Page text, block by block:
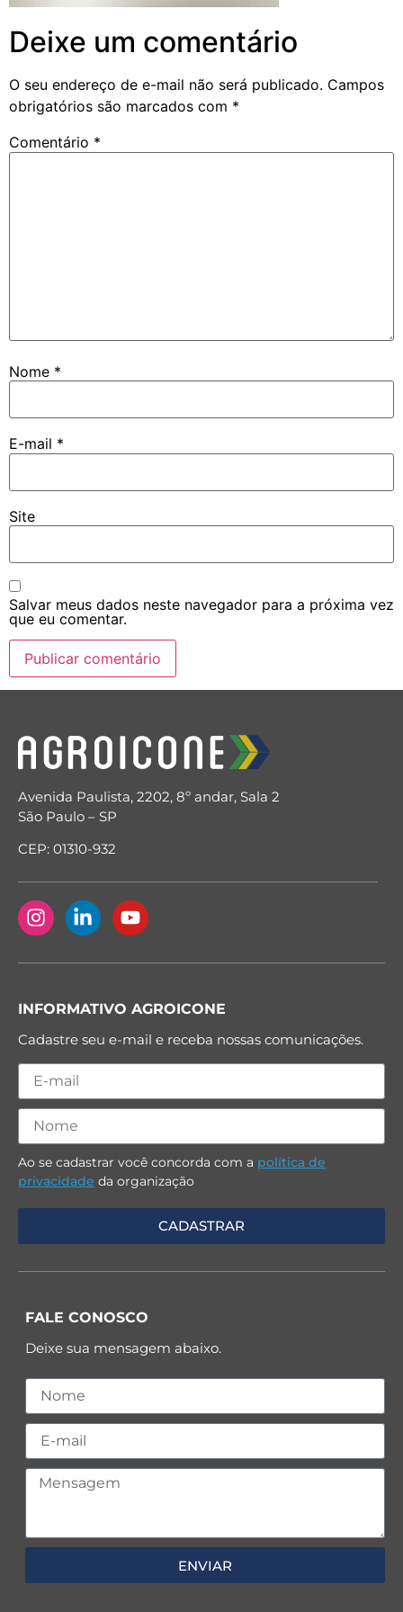
Deixe um comentário
O seu endereço de e-mail não será publicado. Campos
obrigatórios são marcados com *
Comentário *
Nome *
E-mail *
Site
Salvar meus dados neste navegador para a próxima vez
que eu comentar.
Avenida Paulista, 2202, 8º andar, Sala 2
São Paulo – SP
CEP: 01310-932
INFORMATIVO AGROICONE
Cadastre seu e-mail e receba nossas comunicações.
Ao se cadastrar você concorda com a política de
privacidade da organização
FALE CONOSCO
Deixe sua mensagem abaixo.
ENVIAR